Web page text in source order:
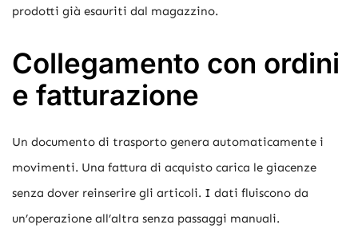
prodotti già esauriti dal magazzino.
Collegamento con ordini
e fatturazione
Un documento di trasporto genera automaticamente i
movimenti. Una fattura di acquisto carica le giacenze
senza dover reinserire gli articoli. I dati fluiscono da
un’operazione all’altra senza passaggi manuali.